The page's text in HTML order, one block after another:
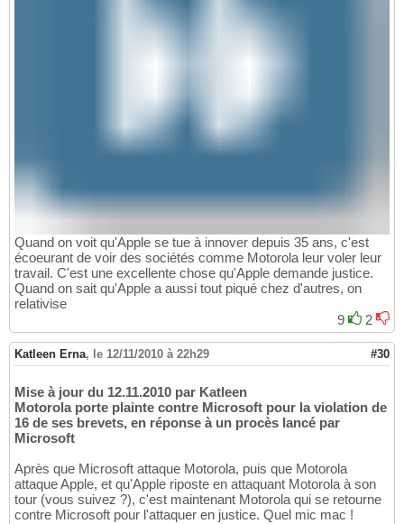
Quand on voit qu'Apple se tue à innover depuis 35 ans, c'est
écoeurant de voir des sociétés comme Motorola leur voler leur
travail. C'est une excellente chose qu'Apple demande justice.
Quand on sait qu'Apple a aussi tout piqué chez d'autres, on
relativise
9
2
Katleen Erna, le 12/11/2010 à 22h29 #30
Mise à jour du 12.11.2010 par Katleen
Motorola porte plainte contre Microsoft pour la violation de
16 de ses brevets, en réponse à un procès lancé par
Microsoft
Après que Microsoft attaque Motorola, puis que Motorola
attaque Apple, et qu'Apple riposte en attaquant Motorola à son
tour (vous suivez ?), c'est maintenant Motorola qui se retourne
contre Microsoft pour l'attaquer en justice. Quel mic mac !